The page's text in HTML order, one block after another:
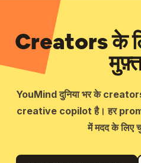
Creators के
YouMind दुनिया भर के creators
creative copilot है। हर
में मदद के लिए